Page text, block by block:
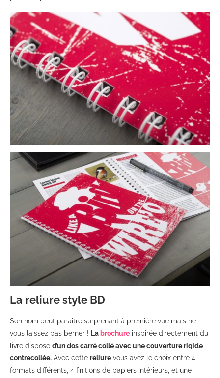
La reliure style BD
Son nom peut paraître surprenant à première vue mais ne
vous laissez pas berner ! La brochure inspirée directement du
livre dispose d’un dos carré collé avec une couverture rigide
contrecollée. Avec cette reliure vous avez le choix entre 4
formats différents, 4 finitions de papiers intérieurs, et une